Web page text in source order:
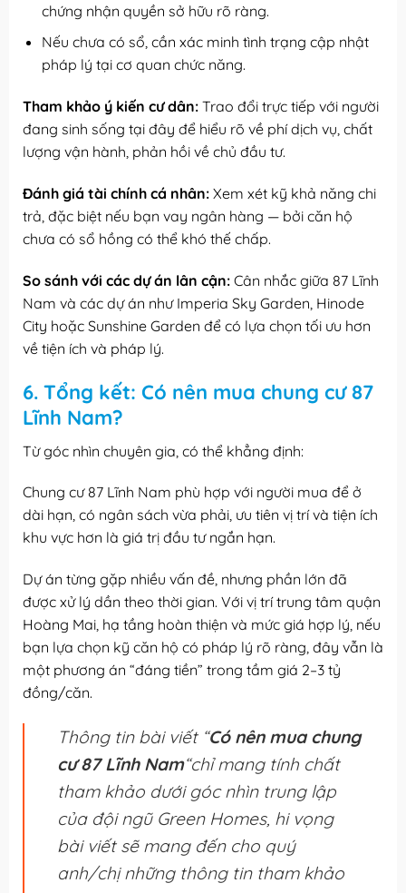
chứng nhận quyền sở hữu rõ ràng.
Nếu chưa có sổ, cần xác minh tình trạng cập nhật
pháp lý tại cơ quan chức năng.
Tham khảo ý kiến cư dân: Trao đổi trực tiếp với người
đang sinh sống tại đây để hiểu rõ về phí dịch vụ, chất
lượng vận hành, phản hồi về chủ đầu tư.
Đánh giá tài chính cá nhân: Xem xét kỹ khả năng chi
trả, đặc biệt nếu bạn vay ngân hàng — bởi căn hộ
chưa có sổ hồng có thể khó thế chấp.
So sánh với các dự án lân cận: Cân nhắc giữa 87 Lĩnh
Nam và các dự án như Imperia Sky Garden, Hinode
City hoặc Sunshine Garden để có lựa chọn tối ưu hơn
về tiện ích và pháp lý.
6. Tổng kết: Có nên mua chung cư 87
Lĩnh Nam?
Từ góc nhìn chuyên gia, có thể khẳng định:
Chung cư 87 Lĩnh Nam phù hợp với người mua để ở
dài hạn, có ngân sách vừa phải, ưu tiên vị trí và tiện ích
khu vực hơn là giá trị đầu tư ngắn hạn.
Dự án từng gặp nhiều vấn đề, nhưng phần lớn đã
được xử lý dần theo thời gian. Với vị trí trung tâm quận
Hoàng Mai, hạ tầng hoàn thiện và mức giá hợp lý, nếu
bạn lựa chọn kỹ căn hộ có pháp lý rõ ràng, đây vẫn là
một phương án “đáng tiền” trong tầm giá 2–3 tỷ
đồng/căn.
Thông tin bài viết “Có nên mua chung
cư 87 Lĩnh Nam“chỉ mang tính chất
tham khảo dưới góc nhìn trung lập
của đội ngũ Green Homes, hi vọng
bài viết sẽ mang đến cho quý
anh/chị những thông tin tham khảo